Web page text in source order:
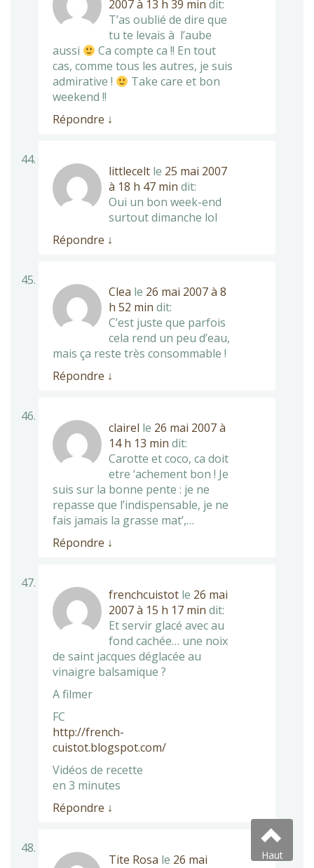
2007 à 13 h 39 min dit:
T’as oublié de dire que
tu te levais à l’aube
aussi
Ca compte ca !! En tout
cas, comme tous les autres, je suis
admirative !
Take care et bon
weekend !!
Répondre ↓
littlecelt le 25 mai 2007
à 18 h 47 min dit:
Oui un bon week-end
surtout dimanche lol
Répondre ↓
Clea le 26 mai 2007 à 8
h 52 min dit:
C’est juste que parfois
cela rend un peu d’eau,
mais ça reste très consommable !
Répondre ↓
clairel le 26 mai 2007 à
14 h 13 min dit:
Carotte et coco, ca doit
etre ‘achement bon ! Je
suis sur la bonne pente : je ne
repasse que l’indispensable, je ne
fais jamais la grasse mat’,…
Répondre ↓
frenchcuistot le 26 mai
2007 à 15 h 17 min dit:
Et servir glacé avec au
fond cachée… une noix
de saint jacques déglacée au
vinaigre balsamique ?
A filmer
FC
http://french-
cuistot.blogspot.com/
Vidéos de recette
en 3 minutes
Répondre ↓
Tite Rosa le 26 mai
Haut